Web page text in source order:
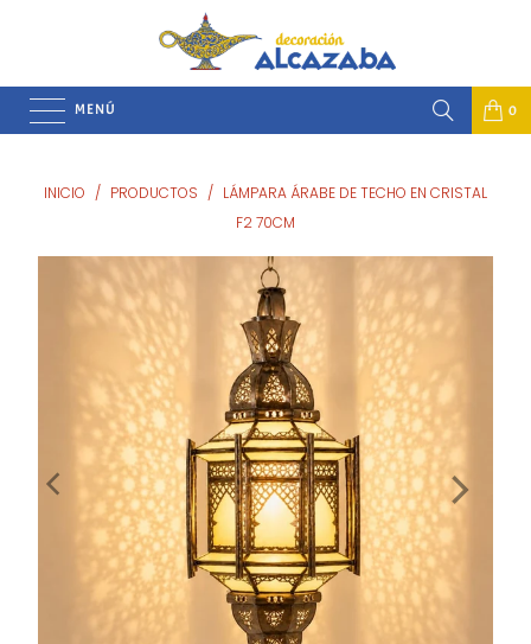
MENÚ 0
INICIO / PRODUCTOS / LÁMPARA ÁRABE DE TECHO EN CRISTAL
F2 70CM